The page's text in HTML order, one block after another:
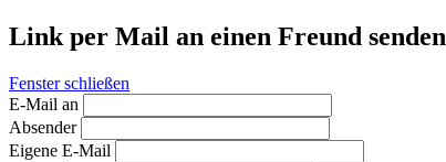
Link per Mail an einen Freund senden
Fenster schließen
E-Mail an
Absender
Eigene E-Mail